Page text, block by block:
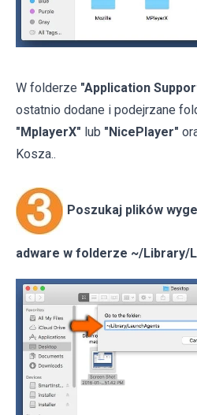
W folderze "Application
ostatnio dodane i podejrzane
"MplayerX" lub "NicePlayer"
Kosza..
Poszukaj plików
adware w folderze ~/Library/